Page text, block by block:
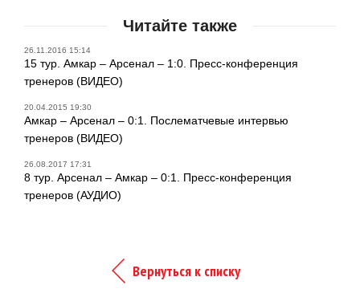
Читайте также
26.11.2016 15:14
15 тур. Амкар – Арсенал – 1:0. Пресс-конференция
тренеров (ВИДЕО)
20.04.2015 19:30
Амкар – Арсенал – 0:1. Послематчевые интервью
тренеров (ВИДЕО)
26.08.2017 17:31
8 тур. Арсенал – Амкар – 0:1. Пресс-конференция
тренеров (АУДИО)
Вернуться к списку